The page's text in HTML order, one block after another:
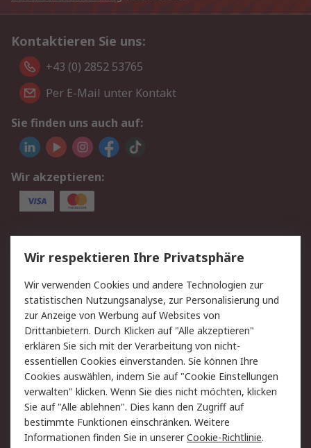
Kontaktieren Sie uns:
+43 (0) 2852 53765
Per E-Mail unter Kontakt
Sie finden uns auch auf:
Wir akzeptieren:
Service
Value Added Services
Lieferlösungen
Rücksendung/Entsorgung Kontakt
Hilfe
Rechtliches
RS Verkaufs- und
Lieferbedingungen
Datenschutz
Cookie-Richtlinie
Zahlungsbedingungen
Impressum
Webseite Konditionen
Wir respektieren Ihre Privatsphäre
Wir verwenden Cookies und andere Technologien zur
statistischen Nutzungsanalyse, zur Personalisierung und
zur Anzeige von Werbung auf Websites von
Drittanbietern. Durch Klicken auf "Alle akzeptieren"
erklären Sie sich mit der Verarbeitung von nicht-
essentiellen Cookies einverstanden. Sie können Ihre
Cookies auswählen, indem Sie auf "Cookie Einstellungen
verwalten" klicken. Wenn Sie dies nicht möchten, klicken
Sie auf "Alle ablehnen". Dies kann den Zugriff auf
bestimmte Funktionen einschränken. Weitere
Informationen finden Sie in unsererCookie-Richtlinie.